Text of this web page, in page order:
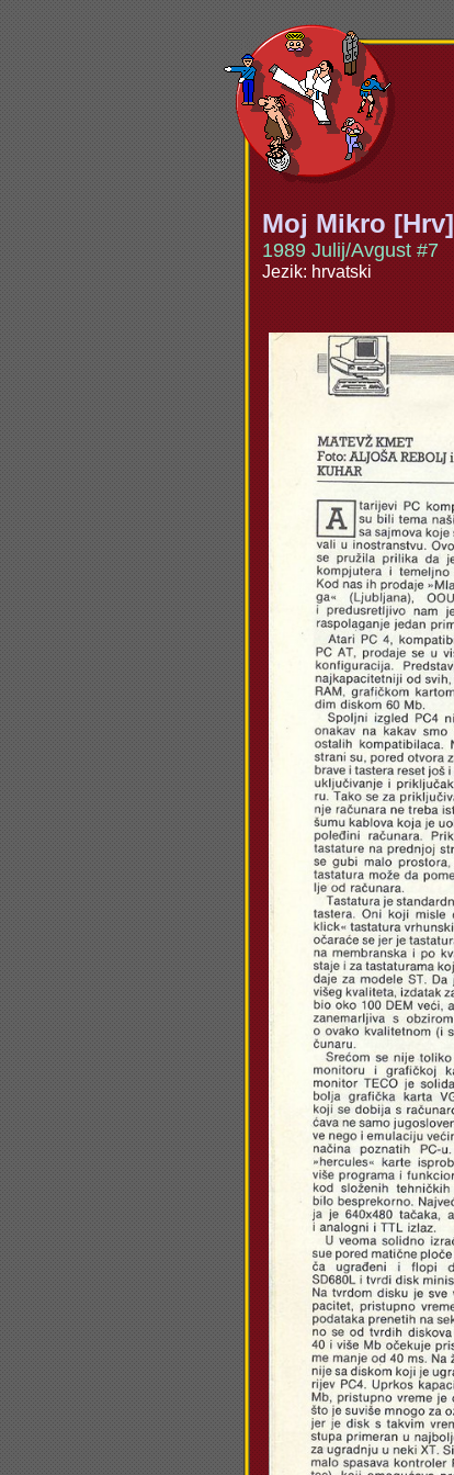
Moj Mikro [Hrv]
1989 Julij/Avgust #7
Jezik: hrvatski